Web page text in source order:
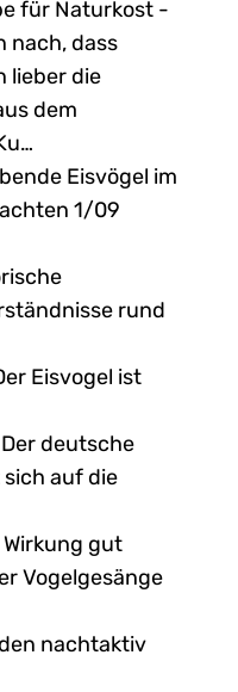
für Naturkost -
nach, dass
lieber die
dem
Eisvögel im
1/09
rund
Eisvogel ist
deutsche
auf die
gut
Vogelgesänge
nachtaktiv